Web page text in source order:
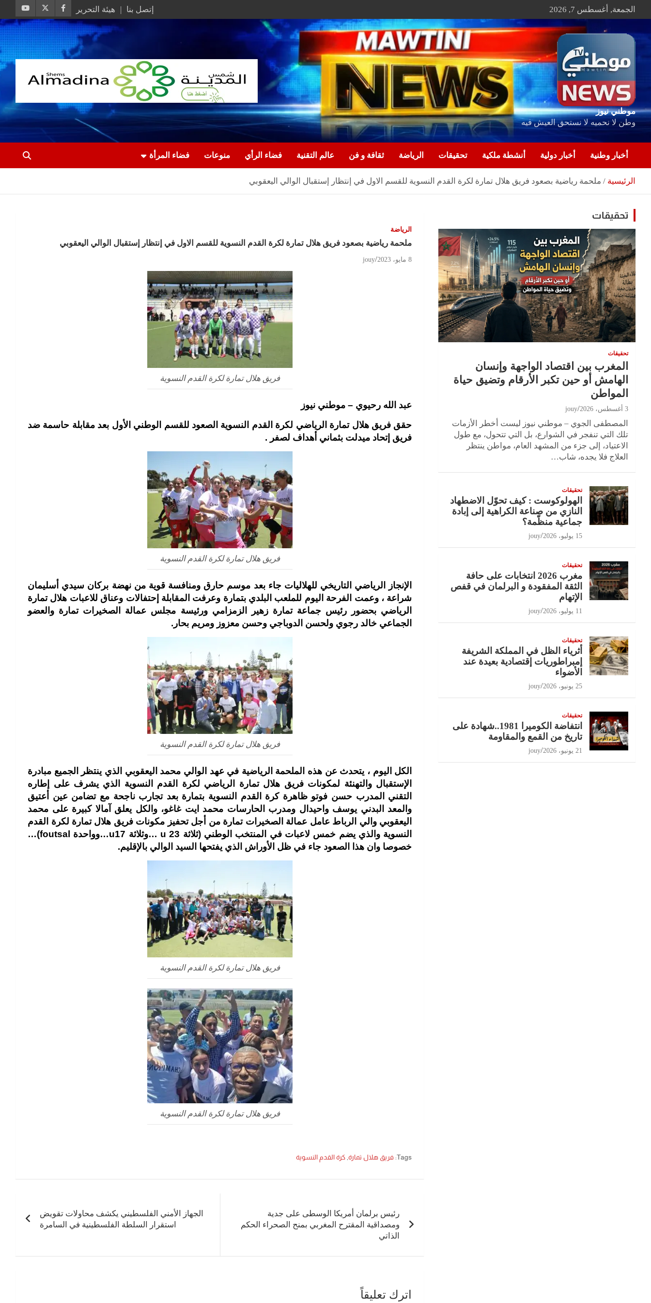
الجمعة, أغسطس 7, 2026 إتصل بنا هيئة التحرير
موطني نيوز
وطن لا نحميه لا نستحق العيش فيه
أخبار وطنية أخبار دولية أنشطة ملكية تحقيقات الرياضة ثقافة و فن عالم التقنية فضاء الرأي منوعات فضاء المرأة
الرئيسية ملحمة رياضية بصعود فريق هلال تمارة لكرة القدم النسوية للقسم الاول في إنتظار إستقبال الوالي اليعقوبي
الرياضة
ملحمة رياضية بصعود فريق هلال تمارة لكرة القدم النسوية للقسم الاول في إنتظار إستقبال الوالي اليعقوبي
8 مايو، 2023 jouy
فريق هلال تمارة لكرة القدم النسوية
عبد الله رحيوي – موطني نيوز
حقق فريق هلال تمارة الرياضي لكرة القدم النسوية الصعود للقسم الوطني الأول بعد مقابلة حاسمة ضد
فريق إتحاد ميدلت بثماني أهداف لصفر .
فريق هلال تمارة لكرة القدم النسوية
الإنجاز الرياضي التاريخي للهلاليات جاء بعد موسم حارق ومنافسة قوية من نهضة بركان سيدي أسليمان
شراعة ، وعمت الفرحة اليوم للملعب البلدي بتمارة وعرفت المقابلة إحتفالات وعناق للاعبات هلال تمارة
الرياضي بحضور رئيس جماعة تمارة زهير الزمزامي ورئيسة مجلس عمالة الصخيرات تمارة والعضو
الجماعي خالد رجوي ولحسن الدوباجي وحسن معزوز ومريم بحار.
فريق هلال تمارة لكرة القدم النسوية
الكل اليوم ، يتحدث عن هذه الملحمة الرياضية في عهد الوالي محمد اليعقوبي الذي ينتظر الجميع مبادرة
الإستقبال والتهنئة لمكونات فريق هلال تمارة الرياضي لكرة القدم النسوية الذي يشرف على إطاره
التقني المدرب حسن فوتو ظاهرة كرة القدم النسوية بتمارة بعد تجارب ناجحة مع تضامن عين أعتيق
والمعد البدني يوسف واحيدال ومدرب الحارسات محمد ايت غاغو، والكل يعلق آمالا كبيرة على محمد
اليعقوبي والي الرباط عامل عمالة الصخيرات تمارة من أجل تحفيز مكونات فريق هلال تمارة لكرة القدم
النسوية والذي يضم خمس لاعبات في المنتخب الوطني (ثلاثة u 23 …وثلاثة u17…وواحدة foutsal)…
خصوصا وان هذا الصعود جاء في ظل الأوراش الذي يفتحها السيد الوالي بالإقليم.
فريق هلال تمارة لكرة القدم النسوية
فريق هلال تمارة لكرة القدم النسوية
Tags: فريق هلال تمارة, كرة القدم النسوية
رئيس برلمان أمريكا الوسطى على جدية
ومصداقية المقترح المغربي بمنح الصحراء الحكم
الذاتي
الجهاز الأمني الفلسطيني يكشف محاولات تقويض
استقرار السلطة الفلسطينية في السامرة
اترك تعليقاً
تحقيقات
تحقيقات
المغرب بين اقتصاد الواجهة وإنسان
الهامش أو حين تكبر الأرقام وتضيق حياة
المواطن
3 أغسطس، 2026 jouy
المصطفى الجوي – موطني نيوز ليست أخطر الأزمات
تلك التي تنفجر في الشوارع، بل التي تتحول، مع طول
الاعتياد، إلى جزء من المشهد العام، مواطن ينتظر
العلاج فلا يجده، شاب…
تحقيقات
الهولوكوست : كيف تحوّل الاضطهاد
النازي من صناعة الكراهية إلى إبادة
جماعية منظّمة؟
15 يوليو، 2026 jouy
تحقيقات
مغرب 2026 انتخابات على حافة
الثقة المفقودة و البرلمان في قفص
الإتهام
11 يوليو، 2026 jouy
تحقيقات
أثرياء الظل في المملكة الشريفة
إمبراطوريات إقتصادية بعيدة عند
الأضواء
25 يونيو، 2026 jouy
تحقيقات
انتفاضة الكوميرا 1981..شهادة على
تاريخ من القمع والمقاومة
21 يونيو، 2026 jouy